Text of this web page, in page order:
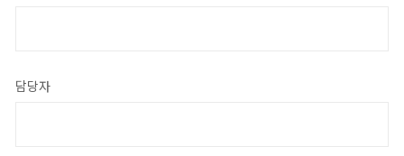
담당자